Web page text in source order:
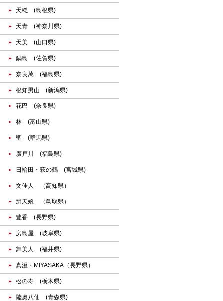
天穏 (島根県)
天青 (神奈川県)
天美 (山口県)
鍋島 (佐賀県)
奈良萬 (福島県)
根知男山 (新潟県)
花巴 (奈良県)
林 (富山県)
聖 (群馬県)
廣戸川 (福島県)
日輪田・萩の鶴 (宮城県)
文佳人 （高知県）
辨天娘 （鳥取県）
豊香 (長野県)
房島屋 (岐阜県)
舞美人 (福井県)
真澄・MIYASAKA（長野県）
松の寿 (栃木県)
陸奥八仙 (青森県)